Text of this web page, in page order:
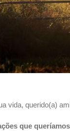
vida, querido(a)
que